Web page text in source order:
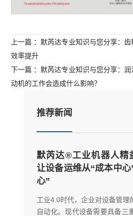
上一篇 ：默芮达专业知识与您分享：
效率提升
下一篇 ：默芮达专业知识与您分享：
动机的工作会造成什么影响？
推荐新闻
默芮达®工业机器人
让设备运维从“成本中
心”
工业4.0时代，企业对设备管理
自动化。现代设备需要具备三